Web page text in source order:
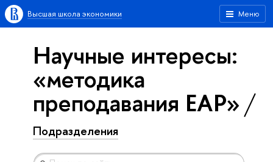
Меню
Высшая школа экономики
Научные интересы:
«методика
преподавания EAP»
Подразделения